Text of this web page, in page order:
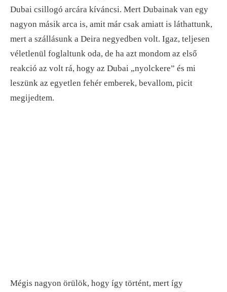
Dubai csillogó arcára kíváncsi. Mert Dubainak van egy
nagyon másik arca is, amit már csak amiatt is láthattunk,
mert a szállásunk a Deira negyedben volt. Igaz, teljesen
véletlenül foglaltunk oda, de ha azt mondom az első
reakció az volt rá, hogy az Dubai „nyolckere” és mi
leszünk az egyetlen fehér emberek, bevallom, picit
megijedtem.
Mégis nagyon örülök, hogy így történt, mert így